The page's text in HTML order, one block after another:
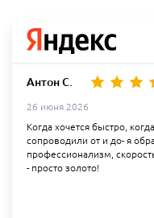
Антон С.
26 июня 2026
Когда хочется быстро,
сопроводили от и до- я
профессионализм,
- просто золото!